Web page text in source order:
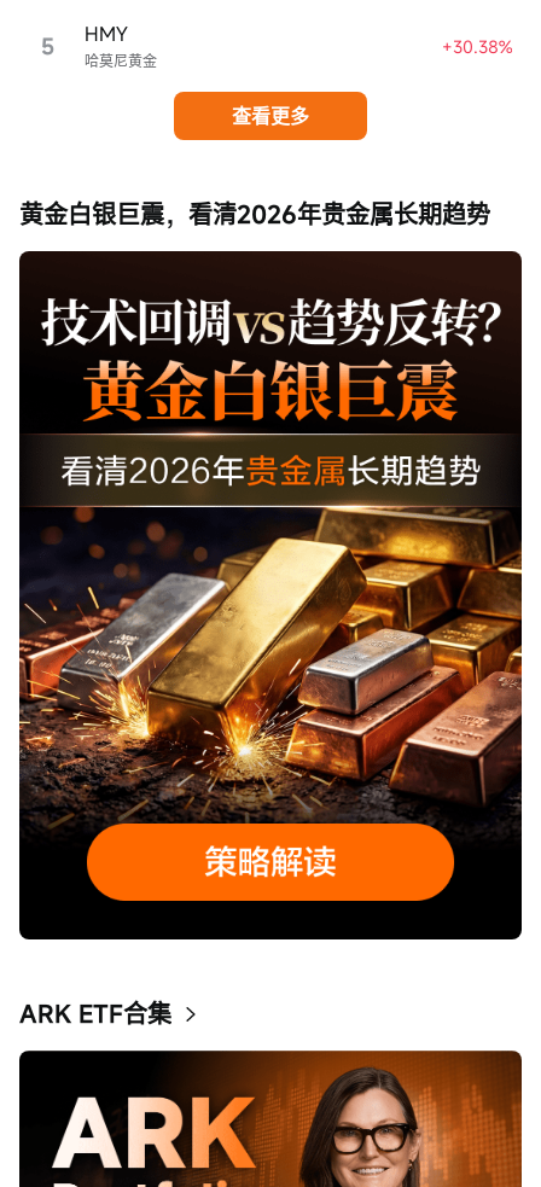
5 哈莫尼黄金
HMY +30.38%
查看更多
黄金白银巨震，看清2026年贵金属长期趋势
ARK ETF合集